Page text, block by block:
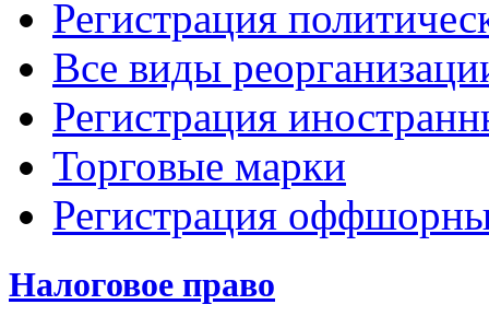
Регистрация
Все виды
Регистрация
Торговые марки
Регистрация
Налоговое право